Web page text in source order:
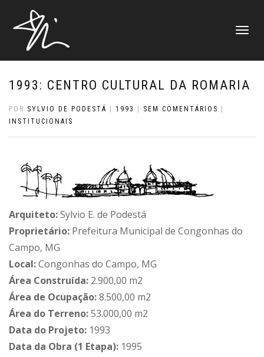
ALTERNAR
1993: CENTRO CULTURAL DA ROMARIA
POR SYLVIO DE PODESTÁ 1993 SEM COMENTÁRIOS
INSTITUCIONAIS
Arquiteto:Sylvio E. de Podestá
Proprietário: Prefeitura Municipal de Congonhas do
Campo, MG
Local:Congonhas do Campo, MG
Área Construída: 2.900,00 m2
Área de Ocupação:8.500,00 m2
Área do Terreno:53.000,00 m2
Data do Projeto: 1993
Data da Obra (1 Etapa): 1995